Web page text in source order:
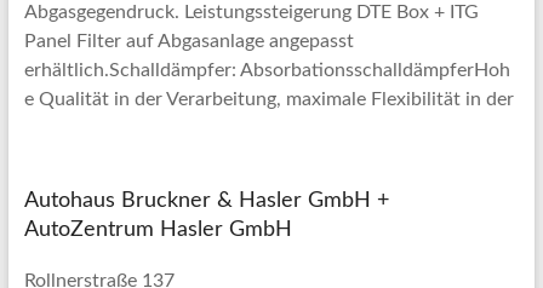
Abgasgegendruck. Leistungssteigerung DTE Box + ITG
Panel Filter auf Abgasanlage angepasst
erhältlich.Schalldämpfer: AbsorbationsschalldämpferHoh
e Qualität in der Verarbeitung, maximale Flexibilität in der
Autohaus Bruckner & Hasler GmbH +
AutoZentrum Hasler GmbH
Rollnerstraße 137